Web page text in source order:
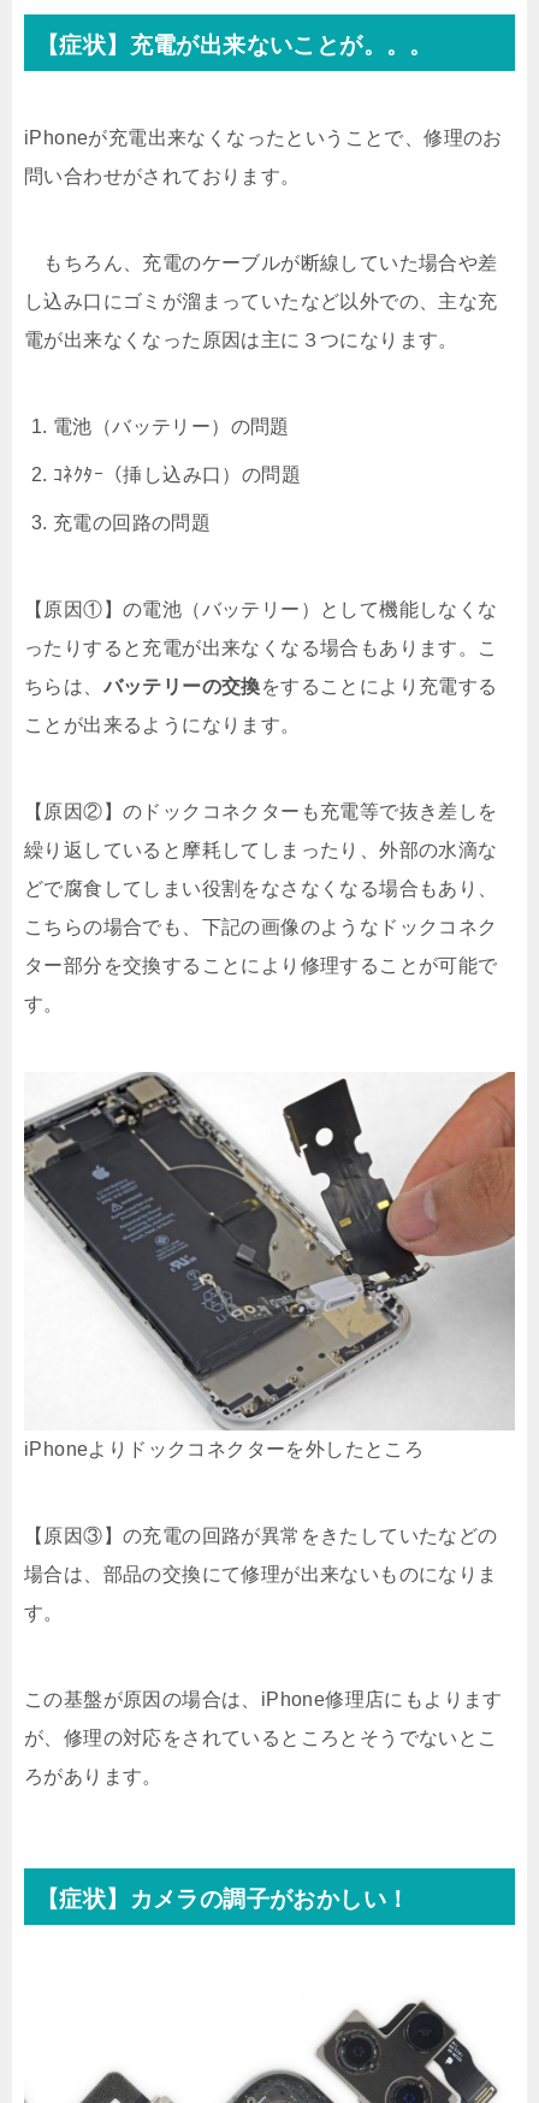
【症状】充電が出来ないことが。。。
iPhoneが充電出来なくなったということで、修理のお
問い合わせがされております。
もちろん、充電のケーブルが断線していた場合や差
し込み口にゴミが溜まっていたなど以外での、主な充
電が出来なくなった原因は主に３つになります。
電池（バッテリー）の問題
ｺﾈｸﾀｰ（挿し込み口）の問題
充電の回路の問題
【原因①】の電池（バッテリー）として機能しなくな
ったりすると充電が出来なくなる場合もあります。こ
ちらは、 バッテリーの交換をすることにより充電する
ことが出来るようになります。
【原因②】のドックコネクターも充電等で抜き差しを
繰り返していると摩耗してしまったり、外部の水滴な
どで腐食してしまい役割をなさなくなる場合もあり、
こちらの場合でも、下記の画像のようなドックコネク
ター部分を交換することにより修理することが可能で
す。
iPhoneよりドックコネクターを外したところ
【原因③】の充電の回路が異常をきたしていたなどの
場合は、部品の交換にて修理が出来ないものになりま
す。
この基盤が原因の場合は、iPhone修理店にもよります
が、修理の対応をされているところとそうでないとこ
ろがあります。
【症状】カメラの調子がおかしい！